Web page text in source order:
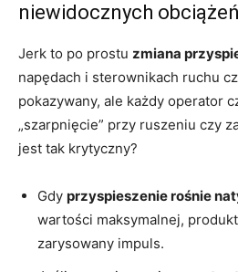
niewidocznych obciążeń
Jerk to po prostu zmiana
napędach i sterownikach ruchu
pokazywany, ale każdy operator
„szarpnięcie” przy ruszeniu czy
jest tak krytyczny?
Gdy przyspieszenie rośnie
wartości maksymalnej,
zarysowany impuls.